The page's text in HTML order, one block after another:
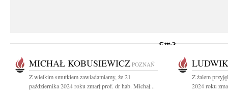
MICHAŁ KOBUSIEWICZ POZNAŃ
Z wielkim smutkiem zawiadamiamy, że 21
października 2024 roku zmarł prof. dr hab. Michał...
Z żalem
2024 roku